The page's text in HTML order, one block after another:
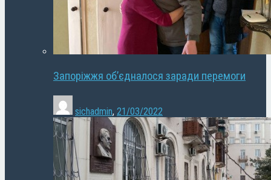
Запоріжжя об’єдналося заради перемоги
sichadmin, 21/03/2022